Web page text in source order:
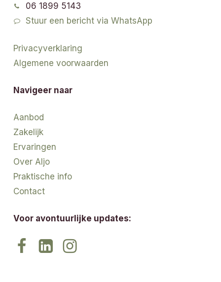
06 1899 5143
Stuur een bericht via WhatsApp
Privacyverklaring
Algemene voorwaarden
Navigeer naar
Aanbod
Zakelijk
Ervaringen
Over Aljo
Praktische info
Contact
Voor avontuurlijke updates: